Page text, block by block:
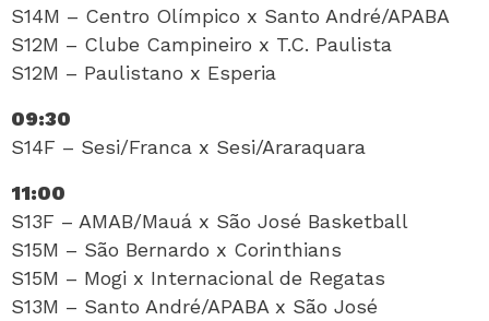
S14M – Centro Olímpico x Santo André/APABA
S12M – Clube Campineiro x T.C. Paulista
S12M – Paulistano x Esperia
09:30
S14F – Sesi/Franca x Sesi/Araraquara
11:00
S13F – AMAB/Mauá x São José Basketball
S15M – São Bernardo x Corinthians
S15M – Mogi x Internacional de Regatas
S13M – Santo André/APABA x São José